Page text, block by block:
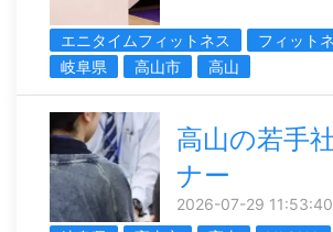
エニタイムフィットネス
フィット
岐阜県
高山市 高山
高山の若手
ナー
2026-07-29 11:53:40